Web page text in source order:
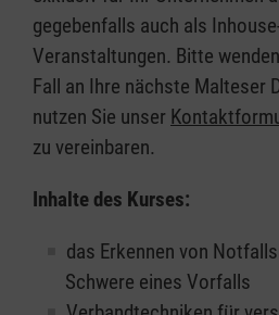
gegebenfalls auch als
Veranstaltungen. Bitte
Fall an Ihre nächste Malteser
nutzen Sie unser
zu vereinbaren.
Inhalte des Kurses:
das Erkennen von
Schwere eines Vorfalls